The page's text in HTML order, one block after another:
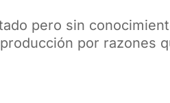
pero sin
por razones